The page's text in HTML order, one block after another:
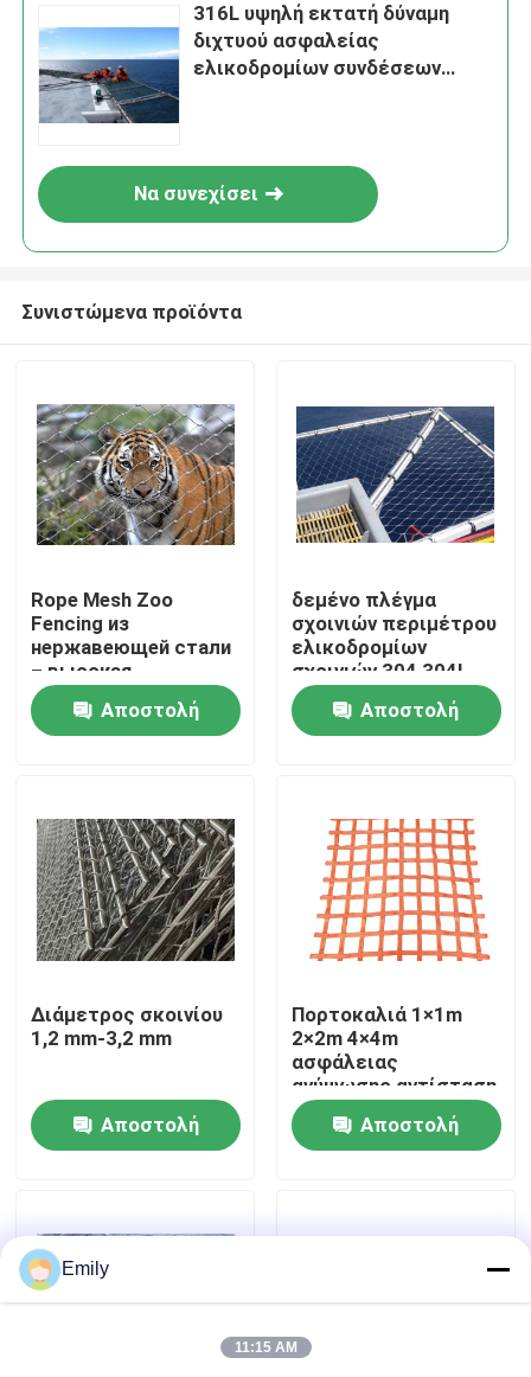
Σπίτι
Σχετικά με εμάς
Επισκέψεις στο εργοστάσιο
Ειδήσεις
Επεκταθε'ν πλέγμα καλωδίων μετάλλων
Διατρυπημένο πλέγμα καλωδίων μετάλλων
316L υψηλή εκτατή δύναμη
διχτυού ασφαλείας
ελικοδρομίων συνδέσεων
Να συνεχίσει
Συνιστώμενα προϊόντα
Rope Mesh Zoo
Fencing из
нержавеющей стали
– высокая
безопасность и
эстетическая
привлекательность
Αποστολή
δεμένο πλέγμα
σχοινιών περιμέτρου
ελικοδρομίων
σχοινιών 304 304L
δίχτυ ασφαλείας
Αποστολή
Διάμετρος σκοινίου
1,2 mm-3,2 mm
Αποστολή
Πορτοκαλιά 1×1m
2×2m 4×4m
ασφάλειας
ανύψωσης αντίσταση
αντίκτυπου δικτύου
καλή
Αποστολή
Emily
11:15 AM